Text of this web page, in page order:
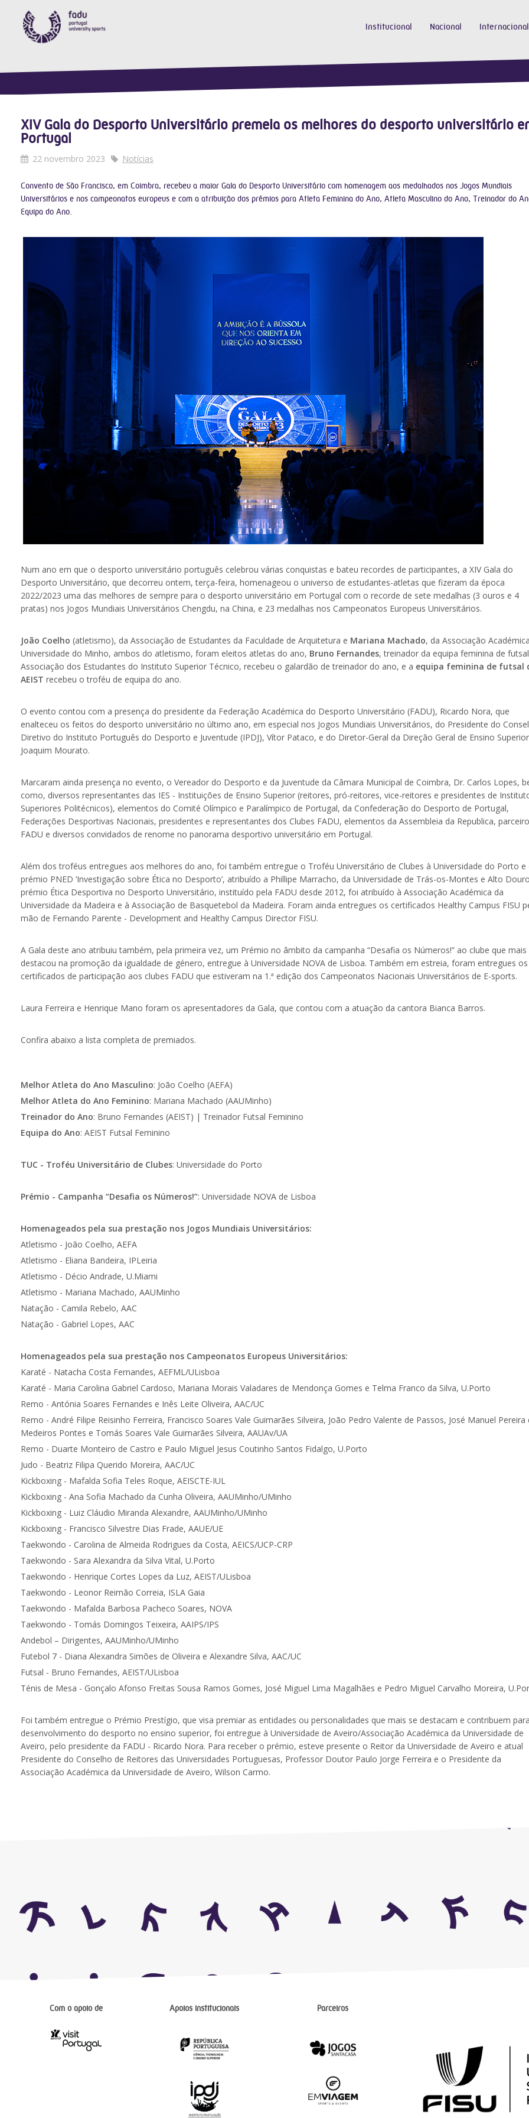
Institucional Nacional Internacional
XIV Gala do Desporto Universitário premeia os melhores do desporto universitário
Portugal
22 novembro 2023 Notícias
Convento de São Francisco, em Coimbra, recebeu a maior Gala do Desporto Universitário com homenagem aos medalhados nos Jogos Mundiais
Universitários e nos campeonatos europeus e com a atribuição dos prémios para Atleta Feminina do Ano, Atleta Masculino do Ano, Treinador do
Equipa do Ano.
Num ano em que o desporto universitário português celebrou várias conquistas e bateu recordes de participantes, a XIV Gala do
Desporto Universitário, que decorreu ontem, terça-feira, homenageou o universo de estudantes-atletas que fizeram da época
2022/2023 uma das melhores de sempre para o desporto universitário em Portugal com o recorde de sete medalhas (3 ouros e 4
pratas) nos Jogos Mundiais Universitários Chengdu, na China, e 23 medalhas nos Campeonatos Europeus Universitários.
João Coelho (atletismo), da Associação de Estudantes da Faculdade de Arquitetura e Mariana Machado, da Associação
Universidade do Minho, ambos do atletismo, foram eleitos atletas do ano, Bruno Fernandes, treinador da equipa feminina de
Associação dos Estudantes do Instituto Superior Técnico, recebeu o galardão de treinador do ano, e a equipa feminina de futsal
AEIST recebeu o troféu de equipa do ano.
O evento contou com a presença do presidente da Federação Académica do Desporto Universitário (FADU), Ricardo Nora, que
enalteceu os feitos do desporto universitário no último ano, em especial nos Jogos Mundiais Universitários, do Presidente do
Diretivo do Instituto Português do Desporto e Juventude (IPDJ), Vítor Pataco, e do Diretor-Geral da Direção Geral de Ensino
Joaquim Mourato.
Marcaram ainda presença no evento, o Vereador do Desporto e da Juventude da Câmara Municipal de Coimbra, Dr. Carlos Lopes,
como, diversos representantes das IES - Instituições de Ensino Superior (reitores, pró-reitores, vice-reitores e presidentes de
Superiores Politécnicos), elementos do Comité Olímpico e Paralímpico de Portugal, da Confederação do Desporto de Portugal,
Federações Desportivas Nacionais, presidentes e representantes dos Clubes FADU, elementos da Assembleia da Republica,
FADU e diversos convidados de renome no panorama desportivo universitário em Portugal.
Além dos troféus entregues aos melhores do ano, foi também entregue o Troféu Universitário de Clubes à Universidade do Porto e
prémio PNED ‘Investigação sobre Ética no Desporto’, atribuído a Phillipe Marracho, da Universidade de Trás-os-Montes e Alto
prémio Ética Desportiva no Desporto Universitário, instituído pela FADU desde 2012, foi atribuído à Associação Académica da
Universidade da Madeira e à Associação de Basquetebol da Madeira. Foram ainda entregues os certificados Healthy Campus FISU
mão de Fernando Parente - Development and Healthy Campus Director FISU.
A Gala deste ano atribuiu também, pela primeira vez, um Prémio no âmbito da campanha “Desafia os Números!” ao clube que mais
destacou na promoção da igualdade de género, entregue à Universidade NOVA de Lisboa. Também em estreia, foram entregues os
certificados de participação aos clubes FADU que estiveram na 1.ª edição dos Campeonatos Nacionais Universitários de E-sports.
Laura Ferreira e Henrique Mano foram os apresentadores da Gala, que contou com a atuação da cantora Bianca Barros.
Confira abaixo a lista completa de premiados.
Melhor Atleta do Ano Masculino: João Coelho (AEFA)
Melhor Atleta do Ano Feminino: Mariana Machado (AAUMinho)
Treinador do Ano: Bruno Fernandes (AEIST) | Treinador Futsal Feminino
Equipa do Ano: AEIST Futsal Feminino
TUC - Troféu Universitário de Clubes: Universidade do Porto
Prémio - Campanha “Desafia os Números!”: Universidade NOVA de Lisboa
Homenageados pela sua prestação nos Jogos Mundiais Universitários:
Atletismo - João Coelho, AEFA
Atletismo - Eliana Bandeira, IPLeiria
Atletismo - Décio Andrade, U.Miami
Atletismo - Mariana Machado, AAUMinho
Natação - Camila Rebelo, AAC
Natação - Gabriel Lopes, AAC
Homenageados pela sua prestação nos Campeonatos Europeus Universitários:
Karaté - Natacha Costa Fernandes, AEFML/ULisboa
Karaté - Maria Carolina Gabriel Cardoso, Mariana Morais Valadares de Mendonça Gomes e Telma Franco da Silva, U.Porto
Remo - Antónia Soares Fernandes e Inês Leite Oliveira, AAC/UC
Remo - André Filipe Reisinho Ferreira, Francisco Soares Vale Guimarães Silveira, João Pedro Valente de Passos, José Manuel Pereira
Medeiros Pontes e Tomás Soares Vale Guimarães Silveira, AAUAv/UA
Remo - Duarte Monteiro de Castro e Paulo Miguel Jesus Coutinho Santos Fidalgo, U.Porto
Judo - Beatriz Filipa Querido Moreira, AAC/UC
Kickboxing - Mafalda Sofia Teles Roque, AEISCTE-IUL
Kickboxing - Ana Sofia Machado da Cunha Oliveira, AAUMinho/UMinho
Kickboxing - Luiz Cláudio Miranda Alexandre, AAUMinho/UMinho
Kickboxing - Francisco Silvestre Dias Frade, AAUE/UE
Taekwondo - Carolina de Almeida Rodrigues da Costa, AEICS/UCP-CRP
Taekwondo - Sara Alexandra da Silva Vital, U.Porto
Taekwondo - Henrique Cortes Lopes da Luz, AEIST/ULisboa
Taekwondo - Leonor Reimão Correia, ISLA Gaia
Taekwondo - Mafalda Barbosa Pacheco Soares, NOVA
Taekwondo - Tomás Domingos Teixeira, AAIPS/IPS
Andebol – Dirigentes, AAUMinho/UMinho
Futebol 7 - Diana Alexandra Simões de Oliveira e Alexandre Silva, AAC/UC
Futsal - Bruno Fernandes, AEIST/ULisboa
Ténis de Mesa - Gonçalo Afonso Freitas Sousa Ramos Gomes, José Miguel Lima Magalhães e Pedro Miguel Carvalho Moreira,
Foi também entregue o Prémio Prestígio, que visa premiar as entidades ou personalidades que mais se destacam e contribuem
desenvolvimento do desporto no ensino superior, foi entregue à Universidade de Aveiro/Associação Académica da Universidade de
Aveiro, pelo presidente da FADU - Ricardo Nora. Para receber o prémio, esteve presente o Reitor da Universidade de Aveiro e atual
Presidente do Conselho de Reitores das Universidades Portuguesas, Professor Doutor Paulo Jorge Ferreira e o Presidente da
Associação Académica da Universidade de Aveiro, Wilson Carmo.
Com o apoio de Apoios institucionais Parceiros